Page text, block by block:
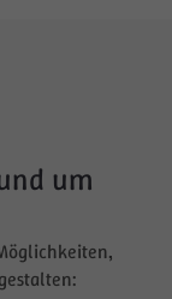
um